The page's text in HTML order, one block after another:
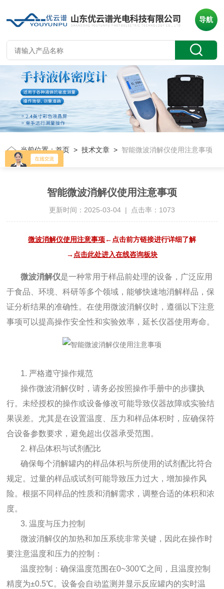
导航
当前位置：首页 >技术文章 > 智能微波消解仪使用注意事项
智能微波消解仪使用注意事项
更新时间：2025-03-04 | 点击率：1073
微波消解仪使用注意事项←点击前方链接进行详细了解
→ 点击此处进入在线咨询板块
微波消解仪是一种常用于样品前处理的设备，广泛应用
于食品、环境、科研等多个领域，能够快速地消解样品，保
证分析结果的准确性。在使用微波消解仪时，遵循以下注意
事项可以提高操作安全性和实验效率，延长仪器使用寿命。
1. 严格遵守操作规范
操作微波消解仪时，请务必按照操作手册中的步骤执
行。未经授权的操作或设备修改可能导致仪器故障或实验结
果误差。尤其是在设置温度、压力和样品体积时，应确保符
合设备参数要求，避免超出仪器承受范围。
2. 样品体积与试剂配比
确保每个消解罐内的样品体积与所使用的试剂配比符合
规定。过量的样品或试剂可能导致压力过大，增加操作风
险。根据不同样品的性质和消解需求，调整合适的体积和浓
度。
3. 温度与压力控制
微波消解仪的加热和加压系统非常关键，因此在操作时
要注意温度和压力的控制：
温度控制：确保温度范围在0~300℃之间，且温度控制
精度为±0.5℃。设备会自动监测并显示反应罐内的实时温